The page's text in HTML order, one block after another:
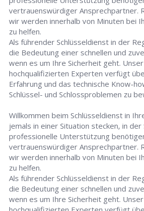
vertrauenswürdiger Ansprechpartner.
wir werden innerhalb von Minuten bei
zu helfen.
Als führender Schlüsseldienst in der
die Bedeutung einer schnellen und
wenn es um Ihre Sicherheit geht.
hochqualifizierten Experten verfügt
Erfahrung und das technische Know-
Schlüssel- und Schlossproblemen zu
Willkommen beim Schlüsseldienst in
jemals in einer Situation stecken, in der
professionelle Unterstützung
vertrauenswürdiger Ansprechpartner.
wir werden innerhalb von Minuten bei
zu helfen.
Als führender Schlüsseldienst in der
die Bedeutung einer schnellen und
wenn es um Ihre Sicherheit geht.